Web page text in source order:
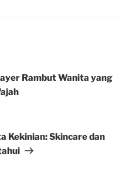
Rambut Wanita yang
Kekinian: Skincare dan